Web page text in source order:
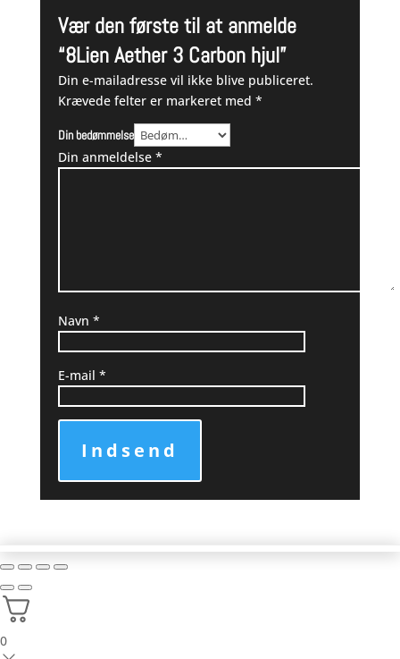
Vær den første til at anmelde
“8Lien Aether 3 Carbon hjul”
Din e-mailadresse vil ikke blive publiceret.
Krævede felter er markeret med *
Din bedømmelse
Din anmeldelse *
Navn *
E-mail *
Indsend
0